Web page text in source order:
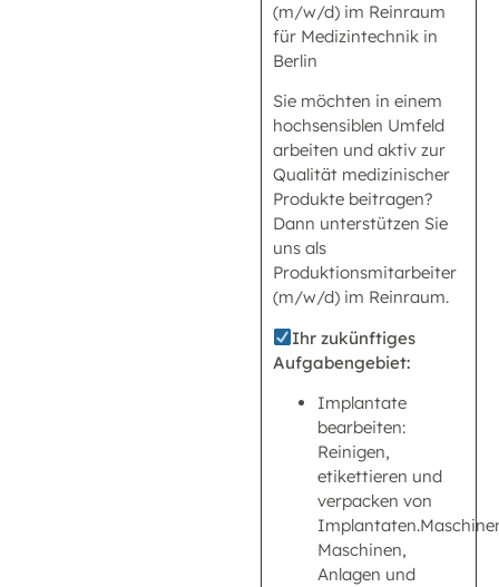
(m/w/d) im Reinraum
für Medizintechnik in
Berlin
Sie möchten in einem
hochsensiblen Umfeld
arbeiten und aktiv zur
Qualität medizinischer
Produkte beitragen?
Dann unterstützen Sie
uns als
Produktionsmitarbeiter
(m/w/d) im Reinraum.
Ihr zukünftiges
Aufgabengebiet:
Implantate
bearbeiten:
Reinigen,
etikettieren und
verpacken von
Maschinen,
Anlagen und